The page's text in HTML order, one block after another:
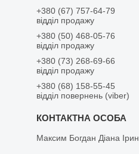
+380 (67) 757-64-79
відділ продажу
+380 (50) 468-05-76
відділ продажу
+380 (73) 268-69-66
відділ продажу
+380 (68) 158-55-45
відділ повернень (viber)
Максим Богдан Діана